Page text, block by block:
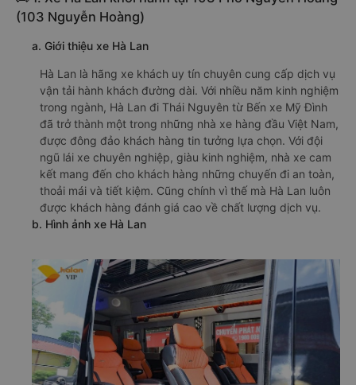
(103 Nguyễn Hoàng)
a. Giới thiệu xe Hà Lan
Hà Lan là hãng xe khách uy tín chuyên cung cấp dịch vụ
vận tải hành khách đường dài. Với nhiều năm kinh nghiệm
trong ngành, Hà Lan đi Thái Nguyên từ Bến xe Mỹ Đình
đã trở thành một trong những nhà xe hàng đầu Việt Nam,
được đông đảo khách hàng tin tưởng lựa chọn. Với đội
ngũ lái xe chuyên nghiệp, giàu kinh nghiệm, nhà xe cam
kết mang đến cho khách hàng những chuyến đi an toàn,
thoải mái và tiết kiệm. Cũng chính vì thế mà Hà Lan luôn
được khách hàng đánh giá cao về chất lượng dịch vụ.
b. Hình ảnh xe Hà Lan